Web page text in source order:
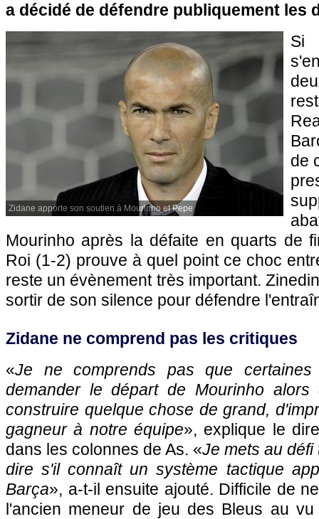
a décidé de défendre publiquement les
Zidane apporte son soutien à Mourinho et Pepe
de
Mourinho après la défaite en quarts de
Roi (1-2) prouve à quel point ce choc
reste un évènement très important.
sortir de son silence pour défendre
Zidane ne comprend pas les critiques
«Je ne comprends pas que certaines
demander le départ de Mourinho
construire quelque chose de grand,
gagneur à notre équipe», explique le
dans les colonnes de As. «Je mets au
dire s'il connaît un système tactique
Barça», a-t-il ensuite ajouté. Difficile de
l'ancien meneur de jeu des Bleus au